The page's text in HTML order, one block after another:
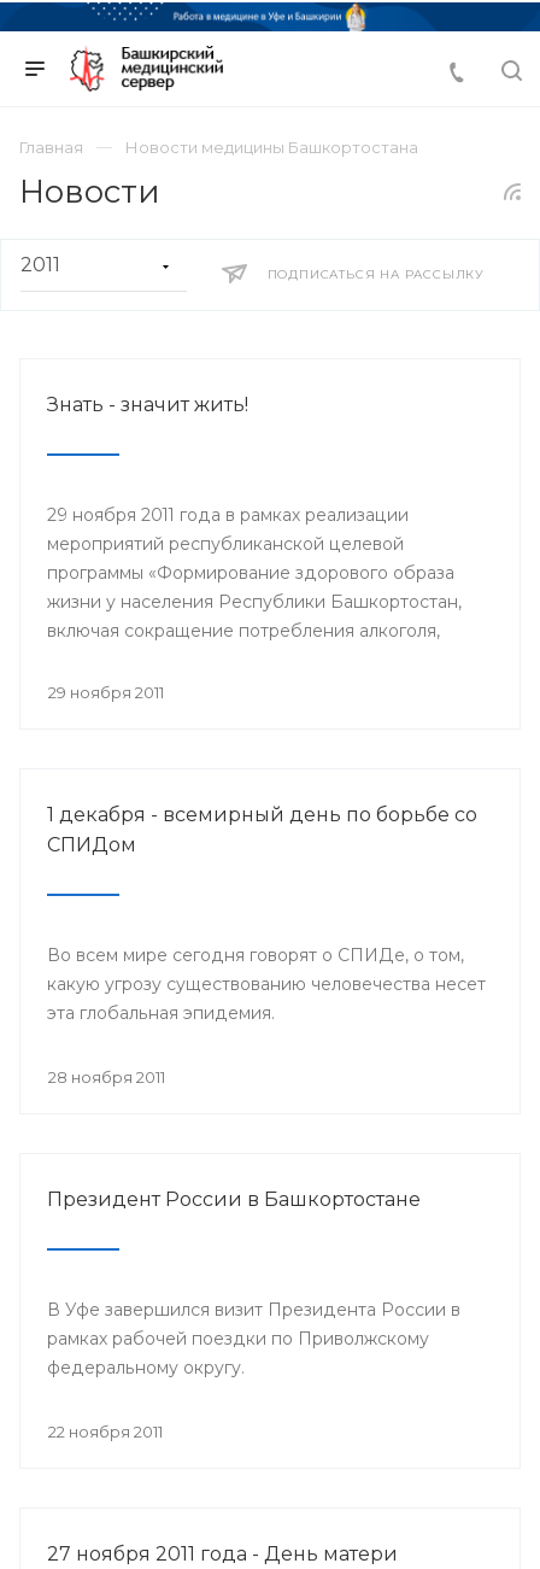
Главная Новости медицины Башкортостана
Новости
ПОДПИСАТЬСЯ НА РАССЫЛКУ
Знать - значит жить!
29 ноября 2011 года в рамках реализации
мероприятий республиканской целевой
программы «Формирование здорового образа
жизни у населения Республики Башкортостан,
включая сокращение потребления алкоголя,
годы» и проведения Всемирного дня борьбы со
выбираем здоровый образ жизни».
29 ноября 2011
1 декабря - всемирный день по борьбе со
СПИДом
Во всем мире сегодня говорят о СПИДе, о том,
какую угрозу существованию человечества несет
эта глобальная эпидемия.
28 ноября 2011
Президент России в Башкортостане
В Уфе завершился визит Президента России в
рамках рабочей поездки по Приволжскому
федеральному округу.
22 ноября 2011
27 ноября 2011 года - День матери